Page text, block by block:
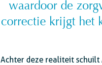
waardoor de
correctie krijgt het
Achter deze realiteit schuilt